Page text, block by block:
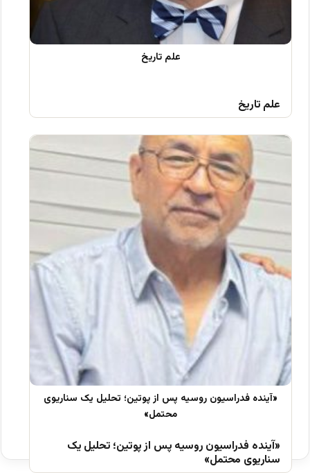
علم تاریخ
«آینده فدراسیون روسیه پس از پوتین؛ تحلیل یک
سناریوی محتمل»